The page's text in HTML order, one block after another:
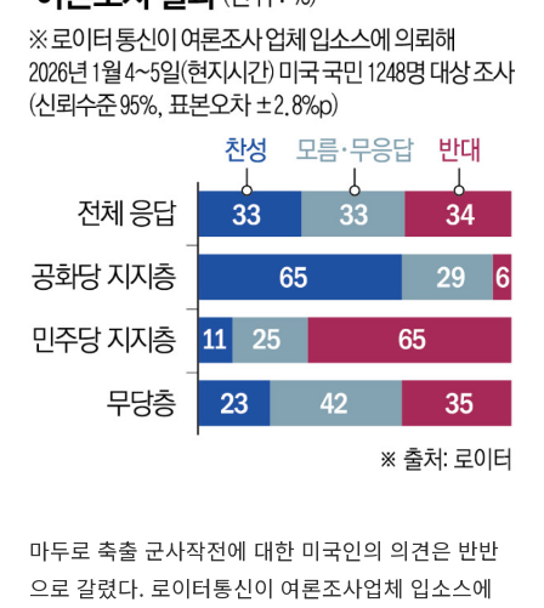
마두로 축출 군사작전에 대한 미국인의 의견은 반반
으로 갈렸다. 로이터통신이 여론조사업체 입소스에